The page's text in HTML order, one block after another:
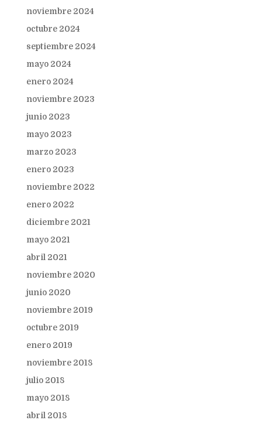
noviembre 2024
octubre 2024
septiembre 2024
mayo 2024
enero 2024
noviembre 2023
junio 2023
mayo 2023
marzo 2023
enero 2023
noviembre 2022
enero 2022
diciembre 2021
mayo 2021
abril 2021
noviembre 2020
junio 2020
noviembre 2019
octubre 2019
enero 2019
noviembre 2018
julio 2018
mayo 2018
abril 2018